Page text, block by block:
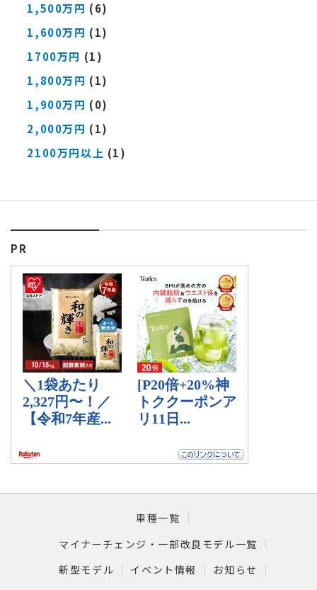
1,500万円 (6)
1,600万円 (1)
1700万円 (1)
1,800万円 (1)
1,900万円 (0)
2,000万円 (1)
2100万円以上 (1)
PR
車種一覧
マイナーチェンジ・一部改良モデル一覧
新型モデル
イベント情報
お知らせ